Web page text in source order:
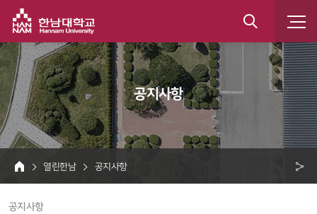
통
공지사항
HOME
열린한남 공지사항
공지사항